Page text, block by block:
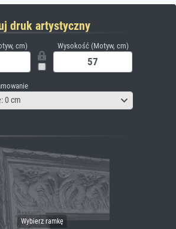
druk artystyczny
cm) Wysokość (Motyw, cm)
0 cm